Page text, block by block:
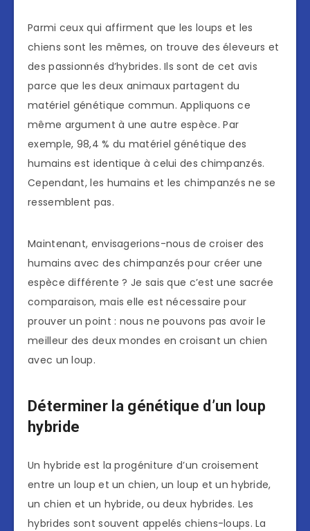
Parmi ceux qui affirment que les loups et les
chiens sont les mêmes, on trouve des éleveurs et
des passionnés d’hybrides. Ils sont de cet avis
parce que les deux animaux partagent du
matériel génétique commun. Appliquons ce
même argument à une autre espèce. Par
exemple, 98,4 % du matériel génétique des
humains est identique à celui des chimpanzés.
Cependant, les humains et les chimpanzés ne se
ressemblent pas.
Maintenant, envisagerions-nous de croiser des
humains avec des chimpanzés pour créer une
espèce différente ? Je sais que c’est une sacrée
comparaison, mais elle est nécessaire pour
prouver un point : nous ne pouvons pas avoir le
meilleur des deux mondes en croisant un chien
avec un loup.
Déterminer la génétique d’un loup
hybride
Un hybride est la progéniture d’un croisement
entre un loup et un chien, un loup et un hybride,
un chien et un hybride, ou deux hybrides. Les
hybrides sont souvent appelés chiens-loups. La